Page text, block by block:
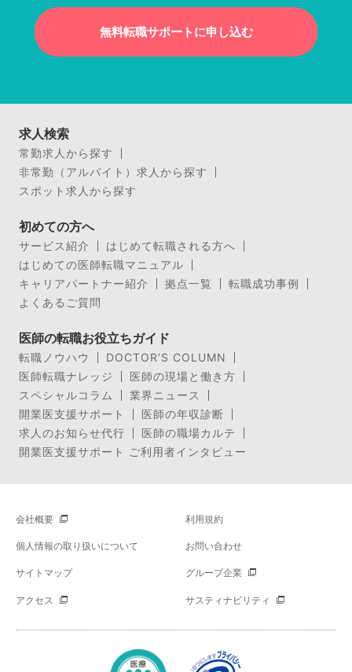
無料転職サポートに申し込む
求人検索
常勤求人から探す
非常勤（アルバイト）求人から探す
スポット求人から探す
初めての方へ
サービス紹介
はじめて転職される方へ
はじめての医師転職マニュアル
キャリアパートナー紹介
拠点一覧
転職成功事例
よくあるご質問
医師の転職お役立ちガイド
転職ノウハウ
DOCTOR’S COLUMN
医師転職ナレッジ
医師の現場と働き方
スペシャルコラム
業界ニュース
開業医支援サポート
医師の年収診断
求人のお知らせ代行
医師の職場カルテ
開業医支援サポート ご利用者インタビュー
会社概要 利用規約
個人情報の取り扱いについて お問い合わせ
サイトマップ グループ企業
アクセス サスティナビリティ